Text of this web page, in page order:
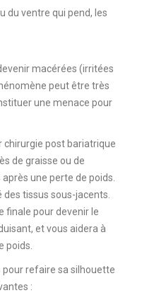
du ventre qui pend, les
macérées (irritées
peut être très
une menace pour
chirurgie post bariatrique
de graisse ou de
une perte de poids.
tissus sous-jacents.
finale pour devenir le
et vous aidera à
poids.
pour refaire sa silhouette
: